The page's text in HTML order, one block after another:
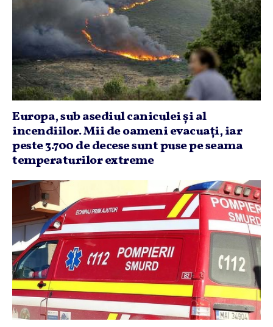
Europa, sub asediul caniculei şi al
incendiilor. Mii de oameni evacuaţi, iar
peste 3.700 de decese sunt puse pe seama
temperaturilor extreme